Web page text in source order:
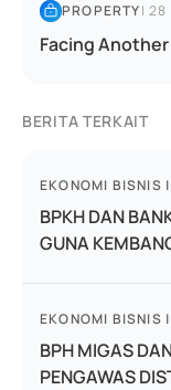
PROPERTY|28
Facing
BERITA TERKAIT
EKONOMI BISNIS |
BPKH DAN
GUNA
EKONOMI BISNIS |
BPH MIGAS
PENGAWAS